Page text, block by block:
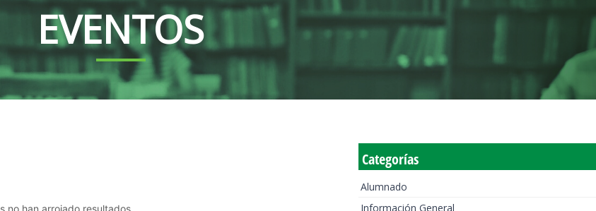
EVENTOS
no han arrojado resultados
Categorías
Alumnado
Información General